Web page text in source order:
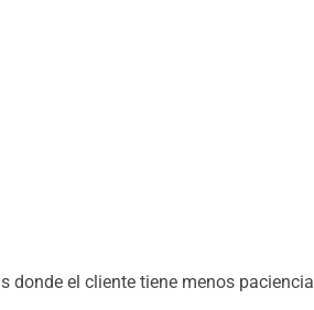
donde el cliente tiene menos paciencia